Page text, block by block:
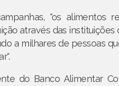
"os alimentos
através das instituições
a milhares de pessoas
do Banco Alimentar